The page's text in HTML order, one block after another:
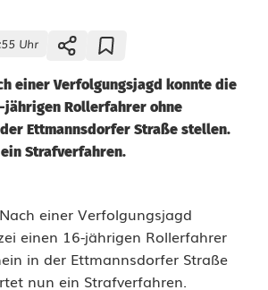
Uhr
einer Verfolgungsjagd konnte die
jährigen Rollerfahrer ohne
Ettmannsdorfer Straße stellen.
Strafverfahren.